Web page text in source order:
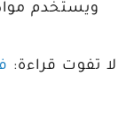
ويستخدم
لا تفوت قراءة: